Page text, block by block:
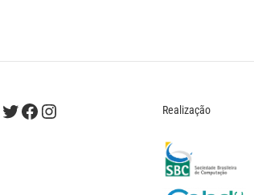
Twitter
Facebook
Instagram Realização